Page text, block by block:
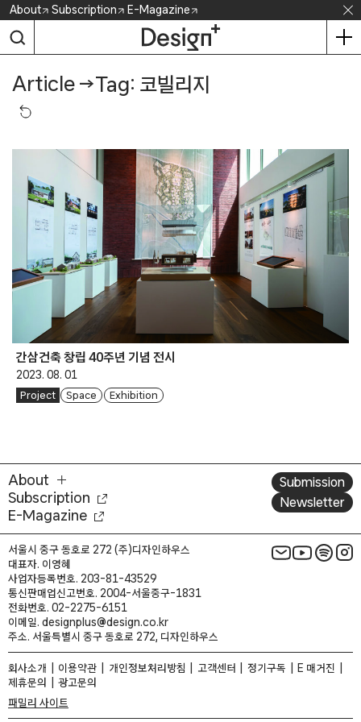
Skip
content
About Subscription E-Magazine
Article →Tag: 코빌리지
간삼건축 창립 40주년 기념 전시
2023. 08. 01
Project Space Exhibition
About
Subscription
E-Magazine
Submission
Newsletter
서울시 중구 동호로 272 (주)디자인하우스
대표자. 이영혜
사업자등록번호. 203-81-43529
통신판매업신고번호. 2004-서울중구-1831
전화번호. 02-2275-6151
이메일. designplus@design.co.kr
주소. 서울특별시 중구 동호로 272, 디자인하우스
회사소개 이용약관 개인정보처리방침 고객센터 정기구독
E 매거진
제휴문의
광고문의
패밀리 사이트